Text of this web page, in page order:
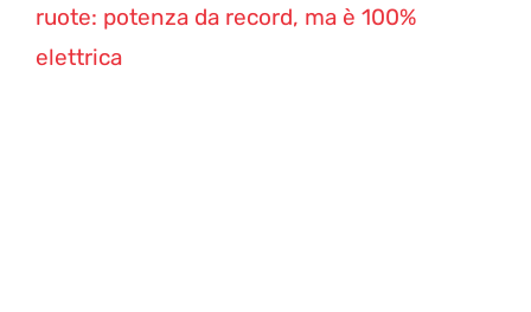
ruote: potenza da record, ma è 100%
elettrica